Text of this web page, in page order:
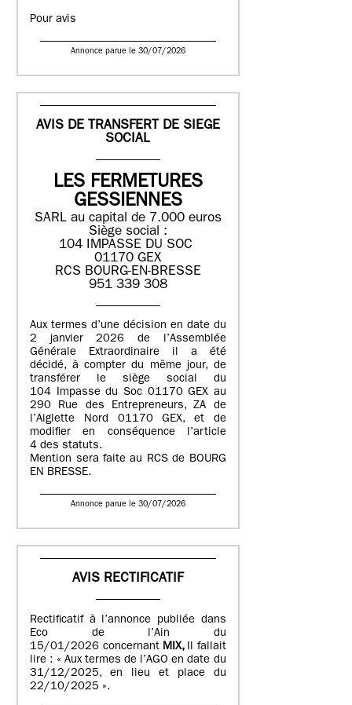
Pour avis
Annonce parue le 30/07/2026
AVIS DE TRANSFERT DE SIEGE
SOCIAL
LES FERMETURES
GESSIENNES
SARL au capital de 7.000 euros
Siège social :
104 IMPASSE DU SOC
01170 GEX
RCS BOURG-EN-BRESSE
951 339 308
Aux termes d’une décision en date du
2 janvier 2026 de l’Assemblée
Générale Extraordinaire il a été
décidé, à compter du même jour, de
transférer le siège social du
104 Impasse du Soc 01170 GEX au
290 Rue des Entrepreneurs, ZA de
l’Aiglette Nord 01170 GEX, et de
modifier en conséquence l’article
4 des statuts.
Mention sera faite au RCS de BOURG
EN BRESSE.
Annonce parue le 30/07/2026
AVIS RECTIFICATIF
Rectificatif à l’annonce publiée dans
Eco de l’Ain du
15/01/2026 concernant MIX, Il fallait
lire : « Aux termes de l’AGO en date du
31/12/2025, en lieu et place du
22/10/2025 ».